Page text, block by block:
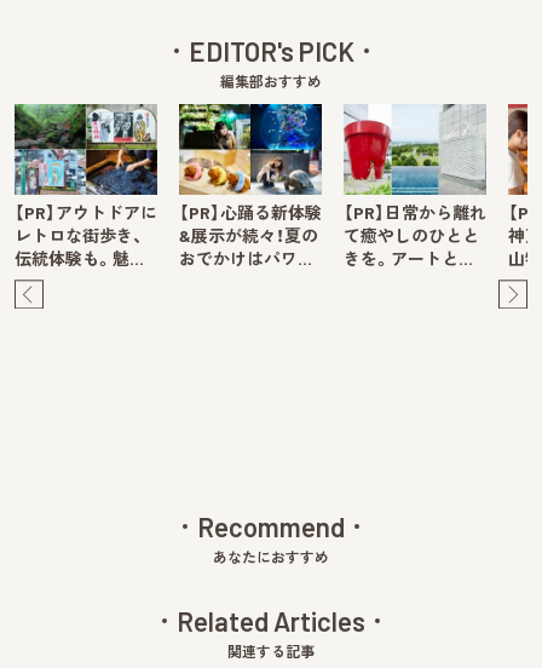
EDITOR's PICK
編集部おすすめ
【PR】アウトドアに
レトロな街歩き、
伝統体験も。魅…
【PR】心踊る新体験
&展示が続々！夏の
おでかけはパワ…
【PR】日常から離れ
て癒やしのひとと
きを。アートと…
【
神
山
Recommend
あなたにおすすめ
Related Articles
関連する記事